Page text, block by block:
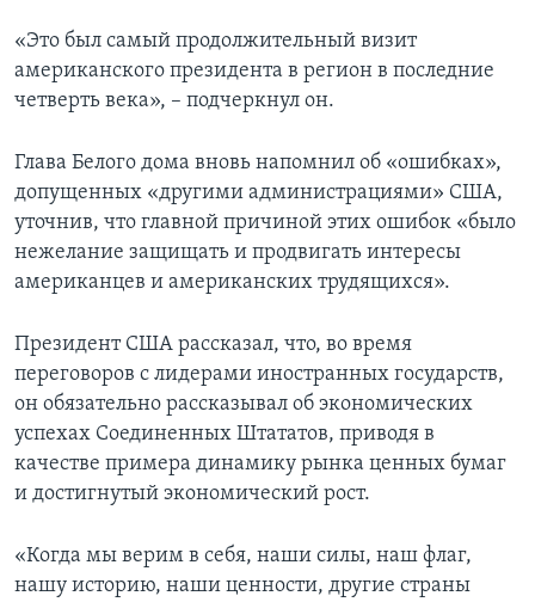
«Это был самый продолжительный визит
американского президента в регион в последние
четверть века», – подчеркнул он.
Глава Белого дома вновь напомнил об «ошибках»,
допущенных «другими администрациями» США,
уточнив, что главной причиной этих ошибок «было
нежелание защищать и продвигать интересы
американцев и американских трудящихся».
Президент США рассказал, что, во время
переговоров с лидерами иностранных государств,
он обязательно рассказывал об экономических
успехах Соединенных Штататов, приводя в
качестве примера динамику рынка ценных бумаг
и достигнутый экономический рост.
«Когда мы верим в себя, наши силы, наш флаг,
нашу историю, наши ценности, другие страны